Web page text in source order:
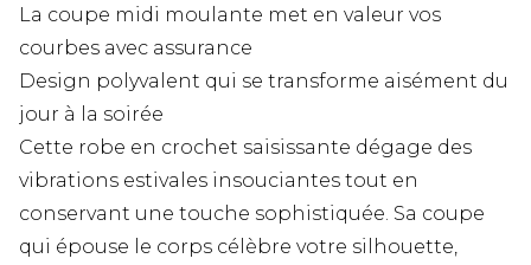
La coupe midi moulante met en valeur vos
courbes avec assurance
Design polyvalent qui se transforme aisément du
jour à la soirée
Cette robe en crochet saisissante dégage des
vibrations estivales insouciantes tout en
conservant une touche sophistiquée. Sa coupe
qui épouse le corps célèbre votre silhouette,